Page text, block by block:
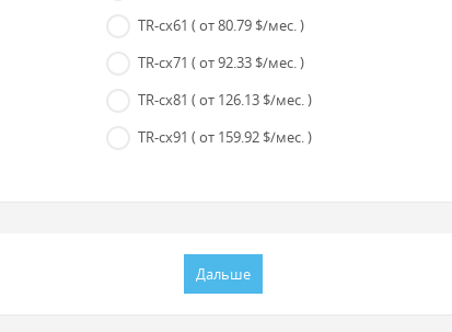
TR-cx61( от 80.79 $/мес. )
TR-cx71( от 92.33 $/мес. )
TR-cx81( от 126.13 $/мес. )
TR-cx91( от 159.92 $/мес. )